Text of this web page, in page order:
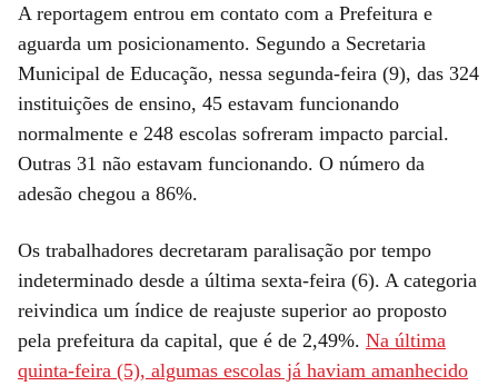
A reportagem entrou em contato com a Prefeitura e
aguarda um posicionamento. Segundo a Secretaria
Municipal de Educação, nessa segunda-feira (9), das 324
instituições de ensino, 45 estavam funcionando
normalmente e 248 escolas sofreram impacto parcial.
Outras 31 não estavam funcionando. O número da
adesão chegou a 86%.
Os trabalhadores decretaram paralisação por tempo
indeterminado desde a última sexta-feira (6). A categoria
reivindica um índice de reajuste superior ao proposto
pela prefeitura da capital, que é de 2,49%. Na última
quinta-feira (5), algumas escolas já haviam amanhecido